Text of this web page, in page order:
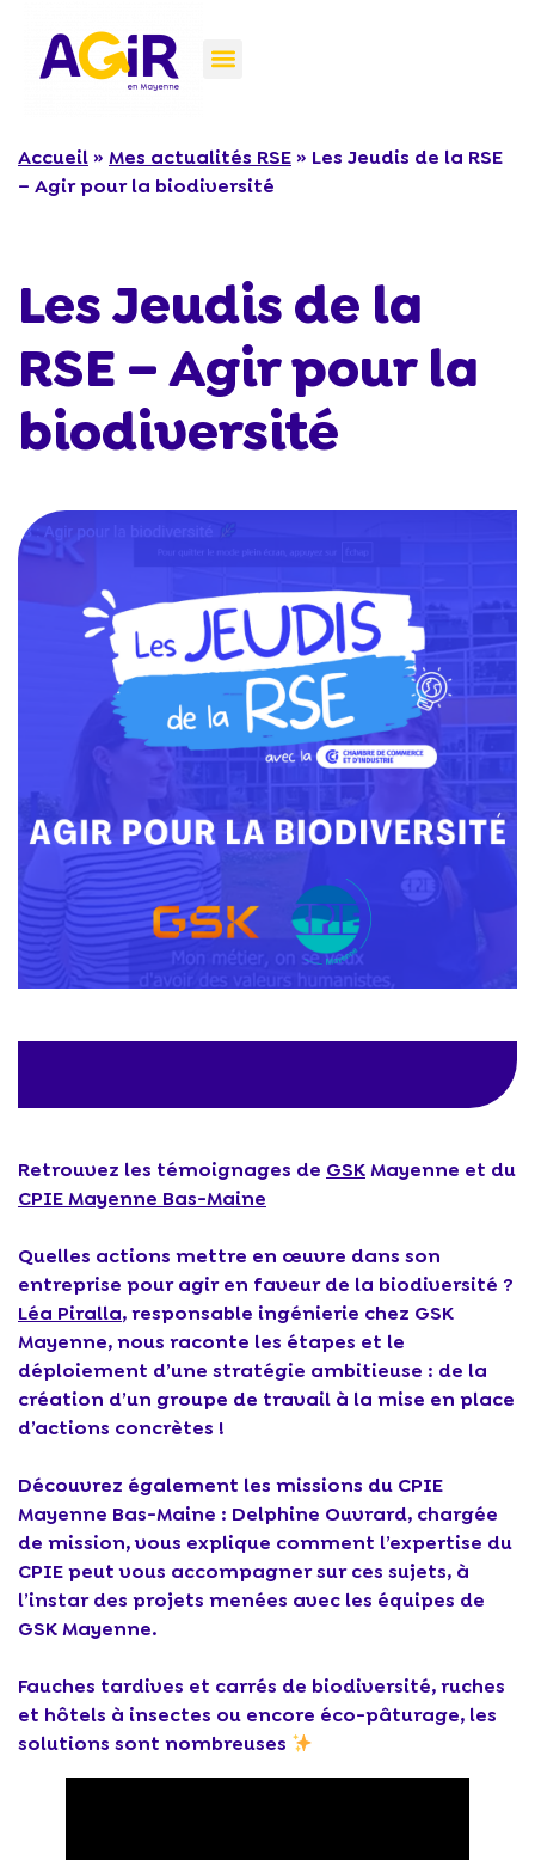
Accueil » Mes actualités RSE » Les Jeudis de la RSE
– Agir pour la biodiversité
Les Jeudis de la
RSE – Agir pour la
biodiversité
Retrouvez les témoignages de GSKMayenne et du
CPIE Mayenne Bas-Maine
Quelles actions mettre en œuvre dans son
entreprise pour agir en faveur de la biodiversité ?
Léa Piralla, responsable ingénierie chez GSK
Mayenne, nous raconte les étapes et le
déploiement d’une stratégie ambitieuse : de la
création d’un groupe de travail à la mise en place
d’actions concrètes !
Découvrez également les missions du CPIE
Mayenne Bas-Maine : Delphine Ouvrard, chargée
de mission, vous explique comment l’expertise du
CPIE peut vous accompagner sur ces sujets, à
l’instar des projets menées avec les équipes de
GSK Mayenne.
Fauches tardives et carrés de biodiversité, ruches
et hôtels à insectes ou encore éco-pâturage, les
solutions sont nombreuses